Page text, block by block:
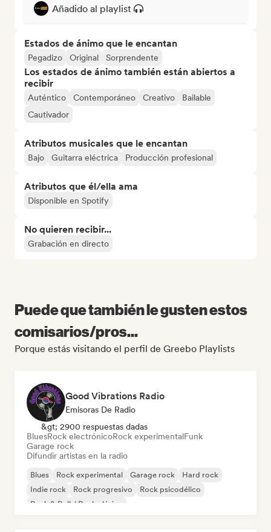
Añadido al playlist
Estados de ánimo que le encantan
Pegadizo Original Sorprendente
Los estados de ánimo también están abiertos a
recibir
Auténtico Contemporáneo Creativo
Bailable
Cautivador
Atributos musicales que le encantan
Bajo Guitarra eléctrica Producción profesional
Atributos que él/ella ama
Disponible en Spotify
No quieren recibir...
Grabación en directo
Puede que también le gusten estos
comisarios/pros...
Porque estás visitando el perfil de Greebo Playlists
Good Vibrations Radio
Emisoras De Radio
&gt; 2900 respuestas dadas
BluesRock electrónicoRock experimentalFunk
Garage rock
Difundir artistas en la radio
Blues Rock experimental Garage rock
Hard rock
Indie rock
Rock progresivo
Rock psicodélico
Rock & Roll / Rock clásico